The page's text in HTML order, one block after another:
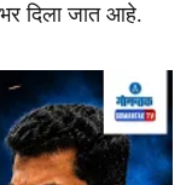
भर दिला जात आहे.